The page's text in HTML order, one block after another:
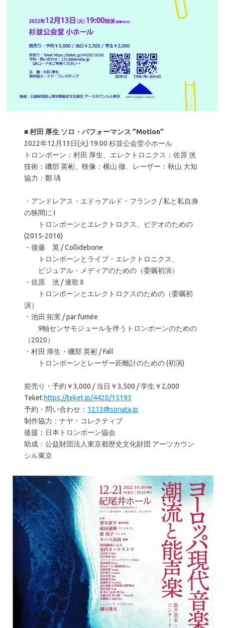
■村田 厚生 ソロ・パフォーマンス ”Motion”
2022年12月13日(火) 19:00 杉並公会堂小ホール
トロンボーン：村田 厚生、エレクトロニクス：佐原 洸
技術：磯部 英彬、映像：横山 徹、レーザー：秋山 大知
協力：鄭 瑀
・アンドレアス・エドゥアルド・フランク / 私と私自身
の狭間に I
トロンボーンとエレクトロクス、ビデオのための
(2015-2016)
・後藤 英 / Collidebone
トロンボーンとライブ・エレクトロニクス、
ビジュアル・メディアのための（委嘱初演）
・佐原 洸 / 連歌 II
トロンボーンとエレクトロクスのための（委嘱初
演）
・池田 拓実 / par fumée
9軸センサモジュールを伴うトロンボーンのための
（2020）
・村田 厚生・磯部 英彬 / Fall
トロンボーンとレーザー距離計のための (初演)
前売り・予約￥3,000 / 当日￥3,500 / 学生￥2,000
Teket https://teket.jp/4420/15193
予約・問い合わせ： 1213@sonata.jp
制作協力：ナヤ・コレクティブ
後援：日本トロンボーン協会
助成：公益財団法人東京都歴史文化財団 アーツカウン
シル東京